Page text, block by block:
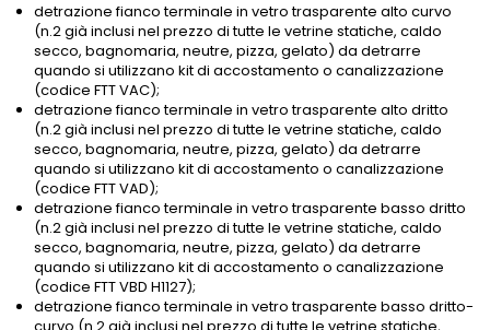
detrazione fianco terminale in vetro trasparente alto curvo
(n.2 già inclusi nel prezzo di tutte le vetrine statiche, caldo
secco, bagnomaria, neutre, pizza, gelato) da detrarre
quando si utilizzano kit di accostamento o canalizzazione
(codice FTT VAC);
detrazione fianco terminale in vetro trasparente alto dritto
(n.2 già inclusi nel prezzo di tutte le vetrine statiche, caldo
secco, bagnomaria, neutre, pizza, gelato) da detrarre
quando si utilizzano kit di accostamento o canalizzazione
(codice FTT VAD);
detrazione fianco terminale in vetro trasparente basso dritto
(n.2 già inclusi nel prezzo di tutte le vetrine statiche, caldo
secco, bagnomaria, neutre, pizza, gelato) da detrarre
quando si utilizzano kit di accostamento o canalizzazione
(codice FTT VBD H1127);
detrazione fianco terminale in vetro trasparente basso dritto-